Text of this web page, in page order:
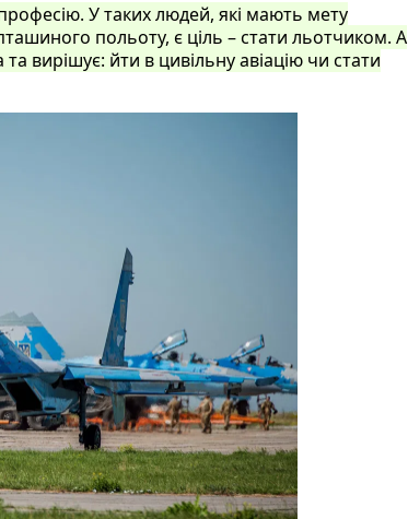
У таких людей, які мають мету
польоту, є ціль – стати льотчиком. А
вирішує: йти в цивільну авіацію чи стати